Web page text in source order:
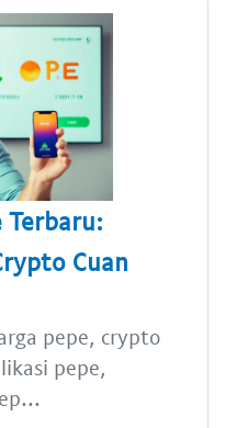
Terbaru:
Cuan
pepe, crypto
pepe,